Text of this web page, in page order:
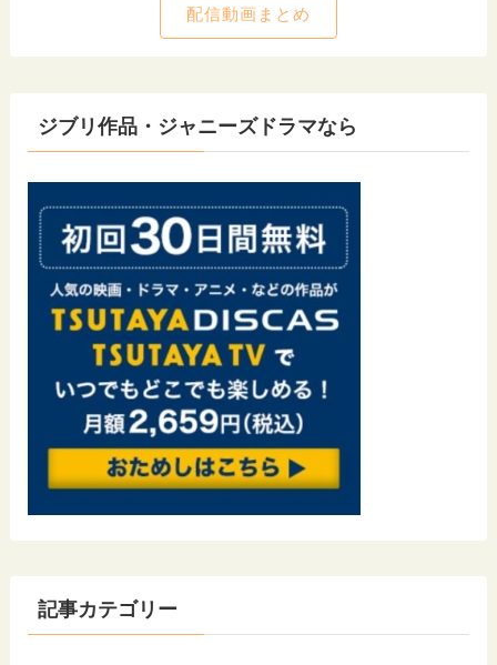
配信動画まとめ
ジブリ作品・ジャニーズドラマなら
記事カテゴリー